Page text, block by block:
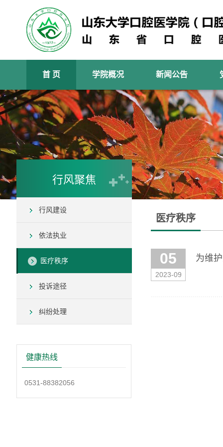
首 页 学院概况 新闻公告
行风聚焦
行风建设
依法执业
医疗秩序
投诉途径
纠纷处理
健康热线
0531-88382056
医疗秩序
05
2023-09
为维